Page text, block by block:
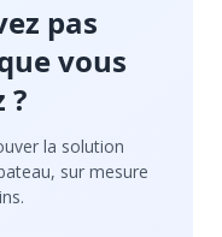
pas
vous
?
la solution
sur mesure